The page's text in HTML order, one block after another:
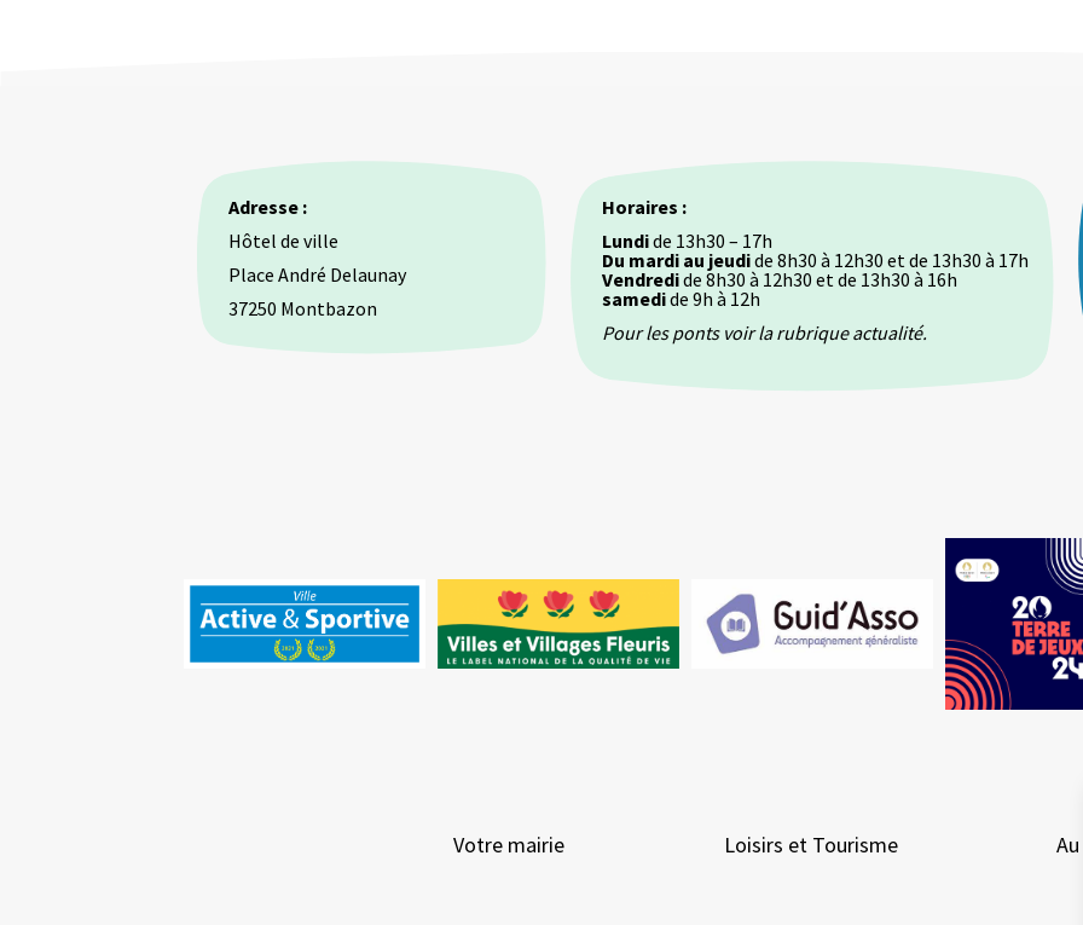
Adresse :
Hôtel de ville
Place André Delaunay
37250 Montbazon
Horaires :
Lundide 13h30 – 17h
Du mardi au jeudide 8h30 à 12h30 et de 13h30 à 17h
Vendredide 8h30 à 12h30 et de 13h30 à 16h
samedide 9h à 12h
Pour les ponts voir la rubrique actualité.
Votre mairie Loisirs et Tourisme